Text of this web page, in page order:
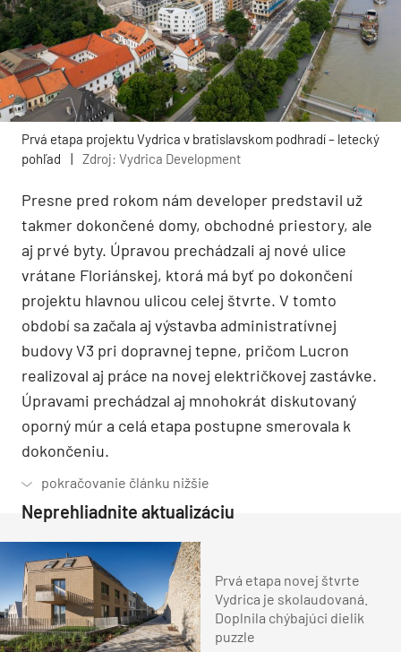
Prvá etapa projektu Vydrica v bratislavskom podhradí – letecký
pohľad
| Zdroj: Vydrica Development
Presne pred rokom nám developer predstavil už
takmer dokončené domy, obchodné priestory, ale
aj prvé byty. Úpravou prechádzali aj nové ulice
vrátane Floriánskej, ktorá má byť po dokončení
projektu hlavnou ulicou celej štvrte. V tomto
období sa začala aj výstavba administratívnej
budovy V3 pri dopravnej tepne, pričom Lucron
realizoval aj práce na novej električkovej zastávke.
Úpravami prechádzal aj mnohokrát diskutovaný
oporný múr a celá etapa postupne smerovala k
dokončeniu.
Neprehliadnite aktualizáciu
Prvá etapa novej štvrte
Vydrica je skolaudovaná.
Doplnila chýbajúci dielik
puzzle